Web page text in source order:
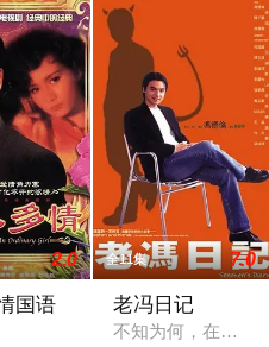
女友洋洋感情稳定。正当两
2.0
国语
全11集 7.0
老冯日记
不知为何，在冯德